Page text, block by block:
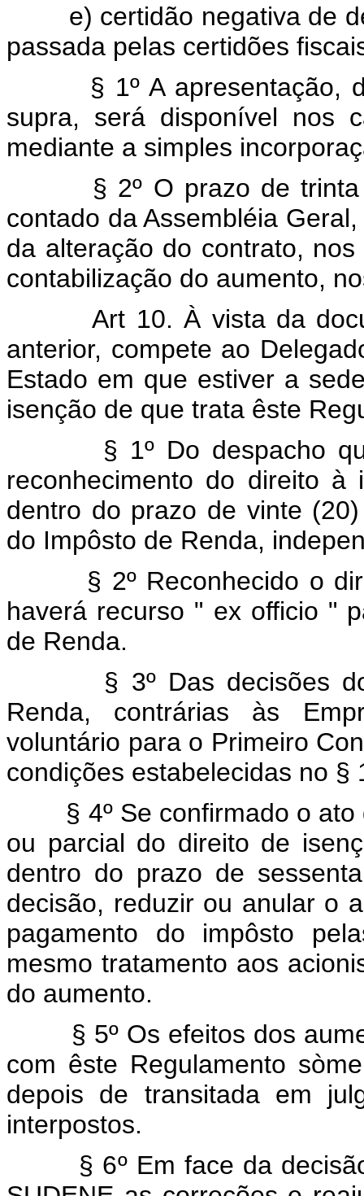
e) certidão negativa de
passada pelas certidões
§ 1º A apresentação,
supra, será disponível nos
mediante a simples
§ 2º O prazo de trinta
contado da Assembléia
da alteração do contrato,
contabilização do aumento,
Art 10. À vista da
anterior, compete ao
Estado em que estiver a
isenção de que trata êste
§ 1º Do despacho que
reconhecimento do direito à
dentro do prazo de vinte
do Impôsto de Renda,
§ 2º Reconhecido o
haverá recurso " ex officio "
de Renda.
§ 3º Das decisões do
Renda, contrárias às
voluntário para o Primeiro
condições estabelecidas no §
§ 4º Se confirmado o ato
ou parcial do direito de
dentro do prazo de
decisão, reduzir ou anular o
pagamento do impôsto
mesmo tratamento aos
do aumento.
§ 5º Os efeitos dos
com êste Regulamento
depois de transitada em
interpostos.
§ 6º Em face da decisão